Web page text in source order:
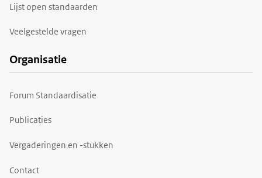
Lijst open standaarden
Veelgestelde vragen
Organisatie
Forum Standaardisatie
Publicaties
Vergaderingen en -stukken
Contact